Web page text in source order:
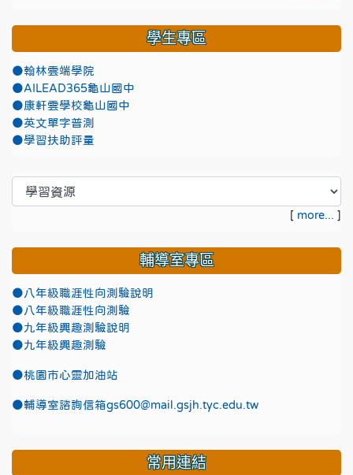
學生專區
●翰林雲端學院
●AILEAD365龜山國中
●康軒雲學校龜山國中
●英文單字普測
●學習扶助評量
[ more... ]
輔導室專區
●八年級職涯性向測驗說明
●八年級職涯性向測驗
●九年級興趣測驗說明
●九年級興趣測驗
●桃園市心靈加油站
●輔導室諮詢信箱gs600@mail.gsjh.tyc.edu.tw
常用連結